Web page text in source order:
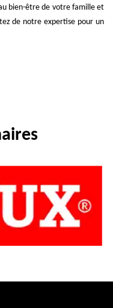
bien-être de votre famille et
de notre expertise pour un